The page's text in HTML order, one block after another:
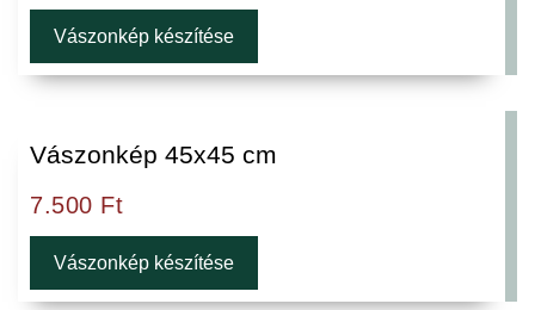
Vászonkép készítése
Vászonkép 45x45 cm
7.500 Ft
Vászonkép készítése